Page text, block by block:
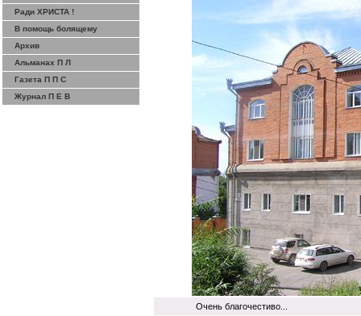
Ради ХРИСТА !
В помощь болящему
Архив
Альманах П Л
Газета П П С
Журнал П Е В
Очень благочестиво...